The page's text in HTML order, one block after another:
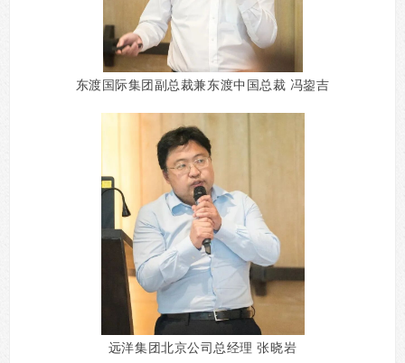
东渡国际集团副总裁兼东渡中国总裁 冯鋆吉
远洋集团北京公司总经理 张晓岩